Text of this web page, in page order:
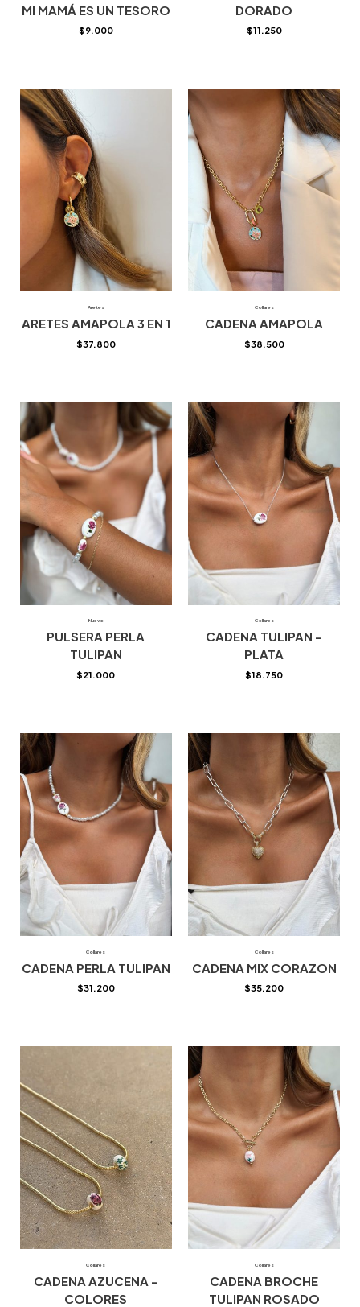
MI MAMÁ ES UN TESORO
$9.000
DORADO
$11.250
Aretes
ARETES AMAPOLA 3 EN 1
$37.800
Collares
CADENA AMAPOLA
$38.500
Nuevo
PULSERA PERLA
TULIPAN
$21.000
Collares
CADENA TULIPAN –
PLATA
$18.750
Collares
CADENA PERLA TULIPAN
$31.200
Collares
CADENA MIX CORAZON
$35.200
Collares
CADENA AZUCENA –
COLORES
Collares
CADENA BROCHE
TULIPAN ROSADO